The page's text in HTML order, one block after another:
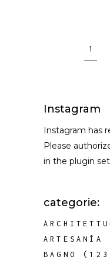
1
Instagram
Instagram has
Please
in the plugin
categorie:
ARTESANÍA
BAGNO